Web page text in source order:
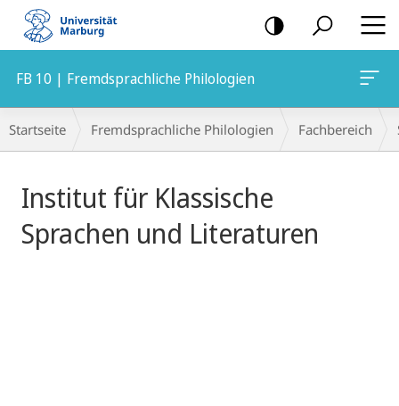
Mobile-
Navigation
FB 10 | Fremdsprachliche Philologien
Hauptinhalt
Breadcrumb-
Navigation
Startseite Fremdsprachliche Philologien Fachbereich
Institut für Klassische
Sprachen und Literaturen